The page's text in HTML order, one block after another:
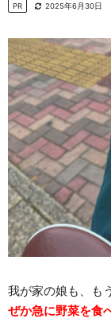
PR 2025年6月30日
我が家の娘も、も
ぜか急に野菜を食